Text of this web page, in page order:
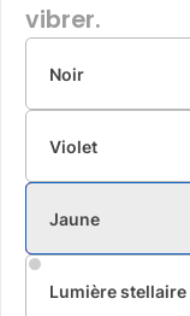
vibrer.
Noir
Violet
Jaune
Lumière stellaire